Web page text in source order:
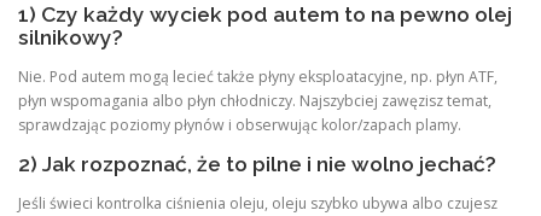
1) Czy każdy wyciek pod autem to na pewno olej
silnikowy?
Nie. Pod autem mogą lecieć także płyny eksploatacyjne, np. płyn ATF,
płyn wspomagania albo płyn chłodniczy. Najszybciej zawęzisz temat,
sprawdzając poziomy płynów i obserwując kolor/zapach plamy.
2) Jak rozpoznać, że to pilne i nie wolno jechać?
Jeśli świeci kontrolka ciśnienia oleju, oleju szybko ubywa albo czujesz